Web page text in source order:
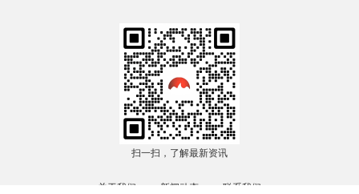
关于我们 新闻动态 联系我们
扫一扫，了解最新资讯